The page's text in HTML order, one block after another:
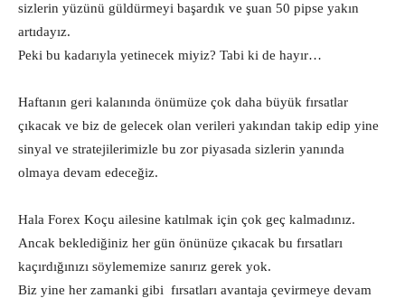
sizlerin yüzünü güldürmeyi başardık ve şuan 50 pipse yakın
artıdayız.
Peki bu kadarıyla yetinecek miyiz? Tabi ki de hayır…
Haftanın geri kalanında önümüze çok daha büyük fırsatlar
çıkacak ve biz de gelecek olan verileri yakından takip edip yine
sinyal ve stratejilerimizle bu zor piyasada sizlerin yanında
olmaya devam edeceğiz.
Hala Forex Koçu ailesine katılmak için çok geç kalmadınız.
Ancak beklediğiniz her gün önünüze çıkacak bu fırsatları
kaçırdığınızı söylememize sanırız gerek yok.
Biz yine her zamanki gibi fırsatları avantaja çevirmeye devam